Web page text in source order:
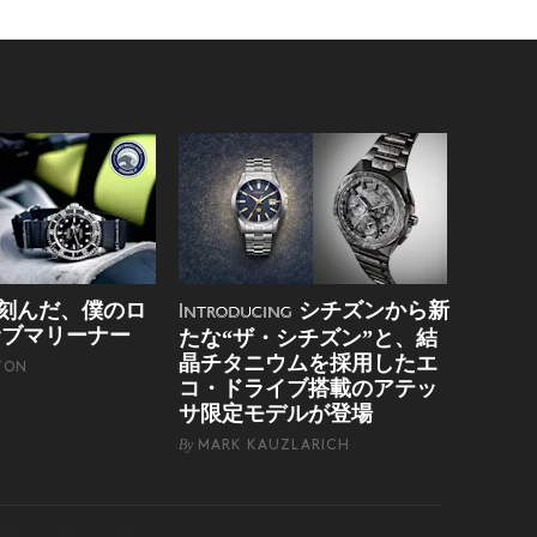
んだ、僕のロ
マリーナー
Introducing シチズンから新
たな“ザ・シチズン”と、結
晶チタニウムを採用したエ
コ・ドライブ搭載のアテッ
サ限定モデルが登場
ByMARK KAUZLARICH